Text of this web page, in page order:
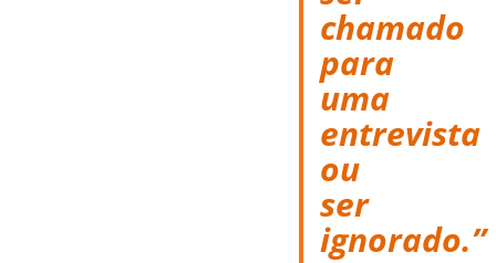
chamado
para
uma
entrevista
ou
ser
ignorado.”